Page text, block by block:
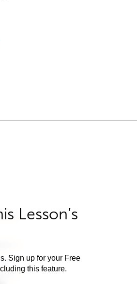
Lesson’s
Sign up for your Free
this feature.